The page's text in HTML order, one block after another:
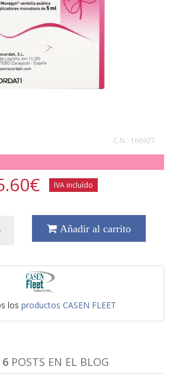
C.N.: 166927
€ IVA incluído
Añadir al carrito
los productos CASEN FLEET
6 POSTS EN EL BLOG